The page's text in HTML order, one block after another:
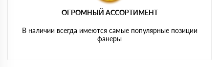
ОГРОМНЫЙ АССОРТИМЕНТ
В наличии всегда имеются самые популярные позиции
фанеры